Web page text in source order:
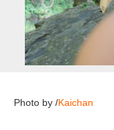
Photo by /Kaichan